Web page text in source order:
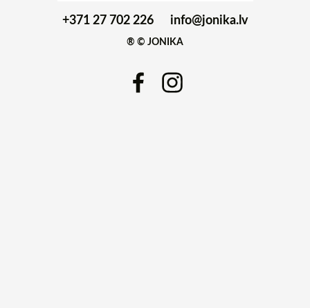
+371 27 702 226 info@jonika.lv
® © JONIKA